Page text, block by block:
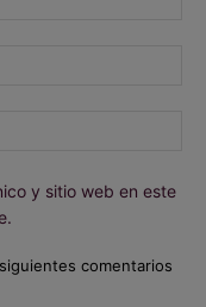
y sitio web en este
comentarios